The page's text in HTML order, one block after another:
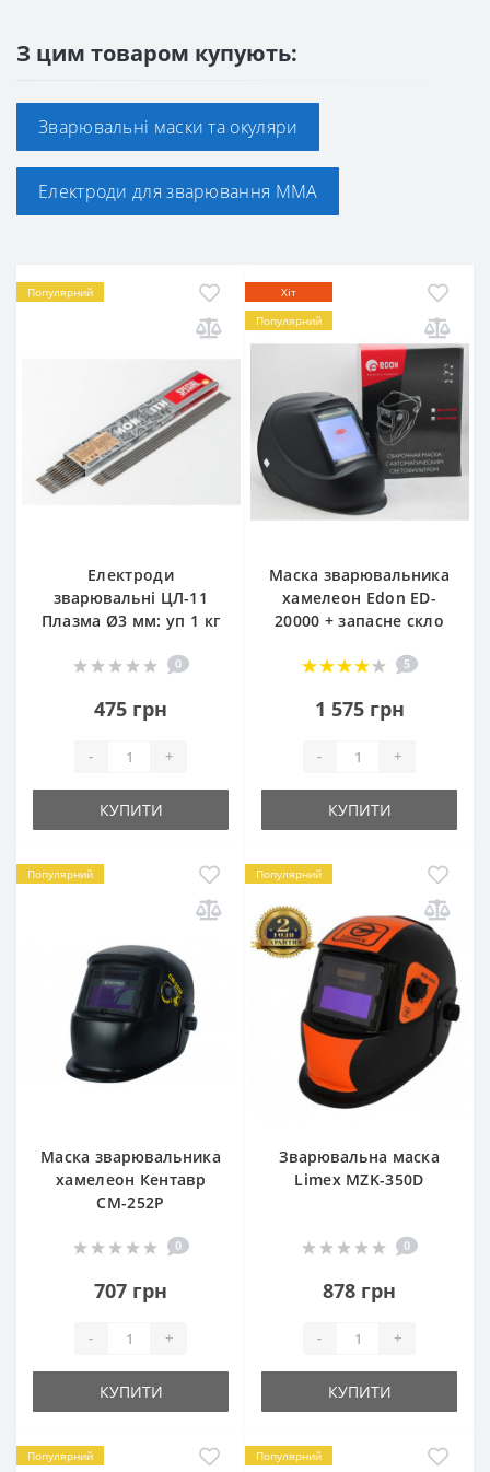
З цим товаром купують:
Зварювальні маски та окуляри
Електроди для зварювання ММА
Популярний
Електроди
зварювальні ЦЛ-11
Плазма Ø3 мм: уп 1 кг
0
475 грн
- +
КУПИТИ
Хіт
Популярний
Маска зварювальника
хамелеон Edon ED-
20000 + запасне скло
5
1 575 грн
- +
КУПИТИ
Популярний
Маска зварювальника
хамелеон Кентавр
СМ-252Р
0
707 грн
- +
КУПИТИ
Популярний
Зварювальна маска
Limex MZK-350D
0
878 грн
- +
КУПИТИ
Популярний Популярний